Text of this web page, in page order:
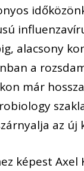
alacsony
a
már
az új
képest